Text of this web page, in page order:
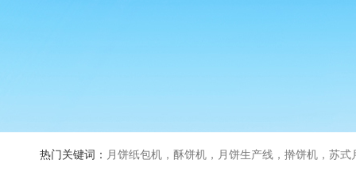
热门关键词： 月饼纸包机，酥饼机，月饼生产线，擀饼机，苏式月饼机，